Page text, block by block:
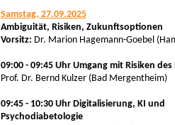
Samstag, 27.09.2025
Ambiguität, Risiken, Zukunftsoptionen
Vorsitz: Dr. Marion Hagemann-Goebel
09:00 - 09:45 Uhr Umgang mit Risiken
Prof. Dr. Bernd Kulzer (Bad Mergentheim)
09:45 - 10:30 Uhr Digitalisierung, KI und
Psychodiabetologie